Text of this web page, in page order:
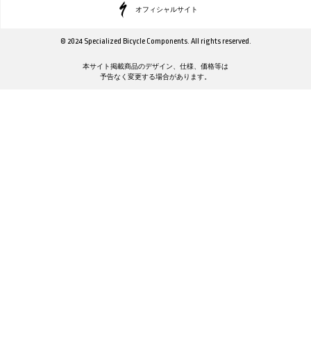
オフィシャルサイト
© 2024 Specialized Bicycle Components. All rights reserved.
本サイト掲載商品のデザイン、仕様、価格等は
予告なく変更する場合があります。